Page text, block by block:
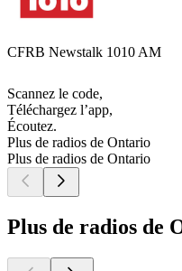
CFRB Newstalk 1010 AM
Scannez le code,
Téléchargez l’app,
Écoutez.
Plus de radios de Ontario
Plus de radios de Ontario
Plus de radios de